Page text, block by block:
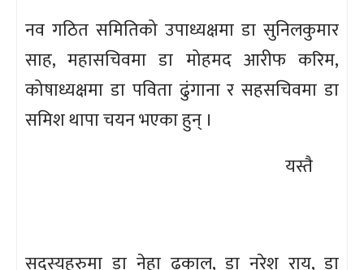
नव गठित समितिको उपाध्यक्षमा डा सुनिलकुमार
साह, महासचिवमा डा मोहमद आरीफ करिम,
कोषाध्यक्षमा डा पविता ढुंगाना र सहसचिवमा डा
समिश थापा चयन भएका हुन् ।
यस्तै
सदस्यहरुमा डा नेहा ढकाल, डा नरेश राय, डा